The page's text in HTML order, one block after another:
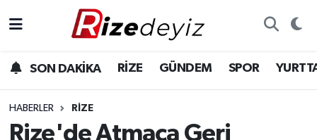
SON DAKİKA RİZE GÜNDEM SPOR
HABERLER RIZE
Rize'de Atmaca Geri
Gündem
Yurttan Haberler
Rize Hava Durumu
Rize Trafik Yoğunluk Haritası